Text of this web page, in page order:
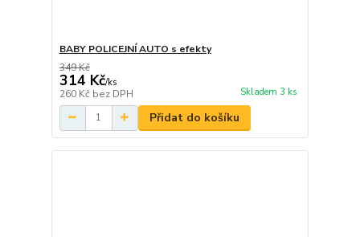
BABY POLICEJNÍ AUTO s efekty
349 Kč
314 Kč/ks
260 Kč bez DPH Skladem 3 ks
Přidat do košíku